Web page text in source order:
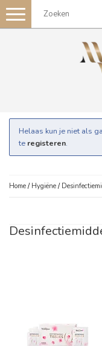
Toggle
navigation
Helaas kun je niet als
te registeren.
Home / Hygiëne /